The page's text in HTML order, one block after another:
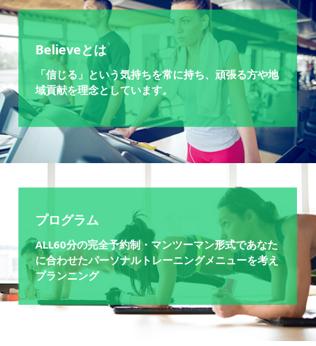
Believeとは
「信じる」という気持ちを常に持ち、頑張る方や地
域貢献を理念としています。
プログラム
ALL60分の完全予約制・マンツーマン形式であなた
に合わせたパーソナルトレーニングメニューを考え
プランニング